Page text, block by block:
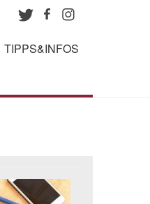
TIPPS&INFOS